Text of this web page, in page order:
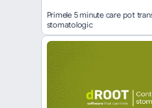
Primele 5 minute care pot
stomatologic